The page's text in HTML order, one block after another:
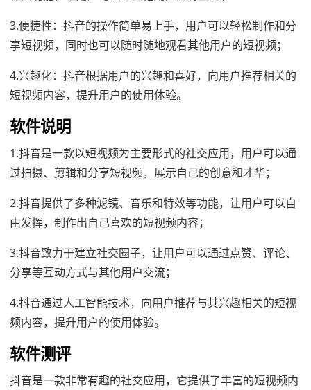
3.便捷性：抖音的操作简单易上手，用户可以轻松制作和分
享短视频，同时也可以随时随地观看其他用户的短视频；
4.兴趣化：抖音根据用户的兴趣和喜好，向用户推荐相关的
短视频内容，提升用户的使用体验。
软件说明
1.抖音是一款以短视频为主要形式的社交应用，用户可以通
过拍摄、剪辑和分享短视频，展示自己的创意和才华；
2.抖音提供了多种滤镜、音乐和特效等功能，让用户可以自
由发挥，制作出自己喜欢的短视频内容；
3.抖音致力于建立社交圈子，让用户可以通过点赞、评论、
分享等互动方式与其他用户交流；
4.抖音通过人工智能技术，向用户推荐与其兴趣相关的短视
频内容，提升用户的使用体验。
软件测评
抖音是一款非常有趣的社交应用，它提供了丰富的短视频内